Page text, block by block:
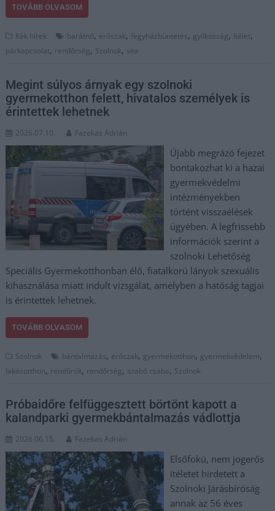
TOVÁBB OLVASOM
Kék hírek barátnő, erőszak, fegyházbüntetés, gyilkosság, ítélet,
párkapcsolat, rendőrség, Szolnok,vita
Megint súlyos árnyak egy szolnoki
gyermekotthon felett, hivatalos személyek is
érintettek lehetnek
2026.07.10. Fazekas Adrián
Újabb megrázó fejezet
bontakozhat ki a hazai
gyermekvédelmi
intézményekben
történt visszaélések
ügyében. A legfrissebb
információk szerint a
szolnoki Lehetőség
Speciális Gyermekotthonban élő, fiatalkorú lányok szexuális
kihasználása miatt indult vizsgálat, amelyben a hatóság tagjai
is érintettek lehetnek.
TOVÁBB OLVASOM
Szolnok bántalmazás, erőszak, gyermekotthon, gyermekvédelem,
lakásotthon, rendőrök, rendőrség, szabó csaba, Szolnok
Próbaidőre felfüggesztett börtönt kapott a
kalandparki gyermekbántalmazás vádlottja
2026.06.15. Fazekas Adrián
Elsőfokú, nem jogerős
ítéletet hirdetett a
Szolnoki Járásbíróság
annak az 56 éves